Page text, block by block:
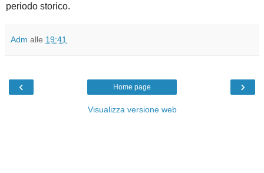
periodo storico.
Adm alle 19:41
‹ ›
Home page
Visualizza versione web